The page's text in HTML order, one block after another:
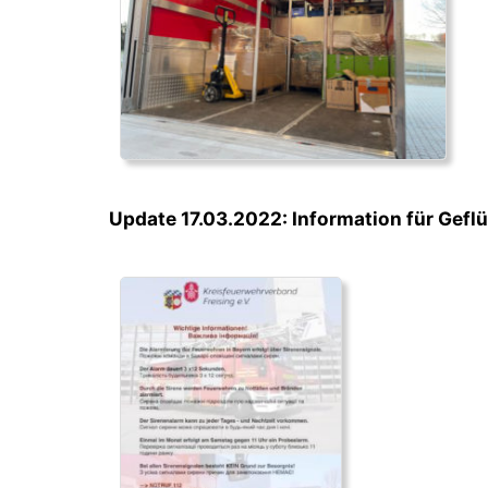
Update 17.03.2022: Information für